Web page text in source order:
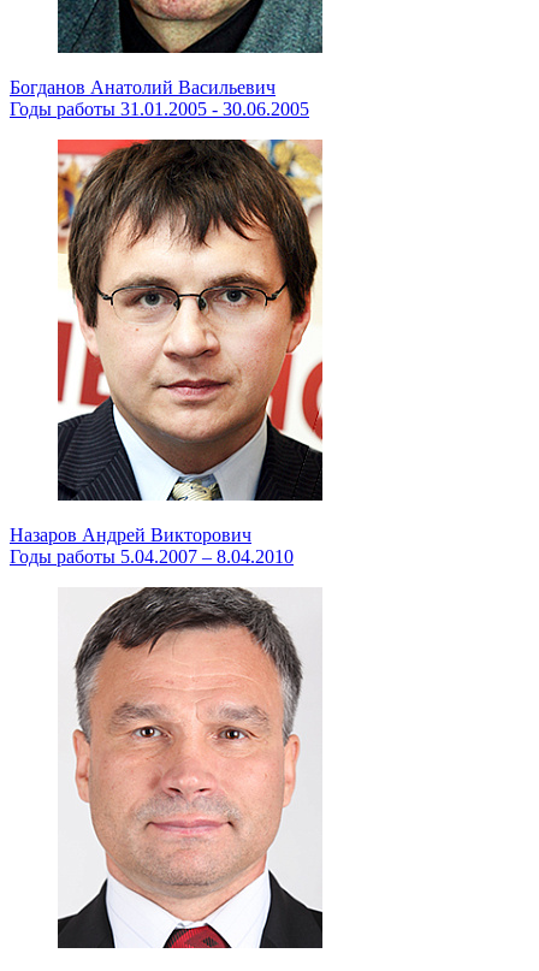
Богданов Анатолий Васильевич
Годы работы 31.01.2005 - 30.06.2005
Назаров Андрей Викторович
Годы работы 5.04.2007 – 8.04.2010